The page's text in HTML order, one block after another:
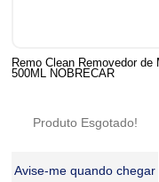
Remo Clean Removedor de
500ML NOBRECAR
Produto Esgotado!
Avise-me quando chegar